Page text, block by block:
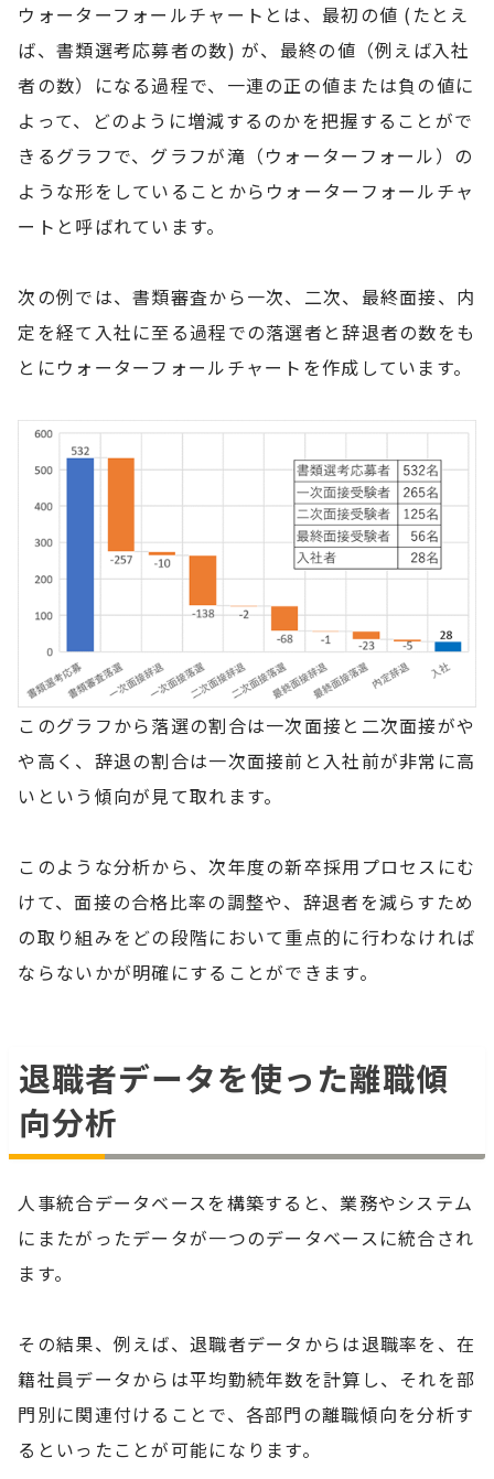
ウォーターフォールチャートとは、最初の値 (たとえ
ば、書類選考応募者の数) が、最終の値（例えば入社
者の数）になる過程で、一連の正の値または負の値に
よって、どのように増減するのかを把握することがで
きるグラフで、グラフが滝（ウォーターフォール）の
ような形をしていることからウォーターフォールチャ
ートと呼ばれています。
次の例では、書類審査から一次、二次、最終面接、内
定を経て入社に至る過程での落選者と辞退者の数をも
とにウォーターフォールチャートを作成しています。
このグラフから落選の割合は一次面接と二次面接がや
や高く、辞退の割合は一次面接前と入社前が非常に高
いという傾向が見て取れます。
このような分析から、次年度の新卒採用プロセスにむ
けて、面接の合格比率の調整や、辞退者を減らすため
の取り組みをどの段階において重点的に行わなければ
ならないかが明確にすることができます。
退職者データを使った離職傾
向分析
人事統合データベースを構築すると、業務やシステム
にまたがったデータが一つのデータベースに統合され
ます。
その結果、例えば、退職者データからは退職率を、在
籍社員データからは平均勤続年数を計算し、それを部
門別に関連付けることで、各部門の離職傾向を分析す
るといったことが可能になります。